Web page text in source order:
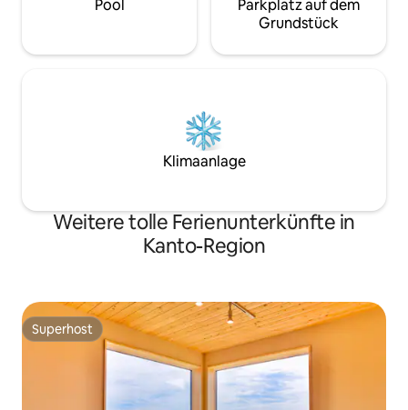
deiner Saunasitzung wieder die Brise
■ Wichtigste Ausstattung Vollständige
Renovierung: Anspruchsvolles Interieur
von einem professionellen Designer ・
Onsen: Ninodaira Onsen, bekannt für
Grillmöglichkeiten: Voll ausgestattet mit
einem authentischen Grill Lagerfeuer:
Entspanne dich nachts am Lagerfeuer •
Projektor: Genieße Filme auf einer
stehen zur Benutzung bereit ・Zimmer
im japanischen Stil: Ein Zimmer im
japanischen Stil mit Tatami-Matten für
eine traditionelle japanische
Atmosphäre ・Kinderausstattung: Wir
stellen einen Baby-Hochstuhl,
ausgewählten
zu betrachten. * Die maximale Belegung
Erwachsene
Pool
Parkplatz auf dem
Grundstück
Klimaanlage
Weitere tolle Ferienunterkünfte in
Kanto-Region
Superhost
Superhost